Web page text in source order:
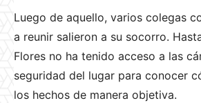
Luego de aquello, varios colegas
a reunir salieron a su socorro.
Flores no ha tenido acceso a las
seguridad del lugar para conocer
los hechos de manera objetiva.